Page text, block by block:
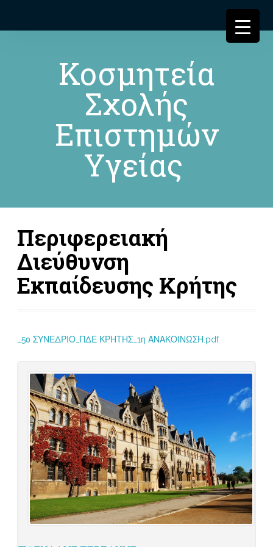
Κοσμητεία
Σχολής
Επιστημών
Υγείας
Περιφερειακή
Διεύθυνση
Εκπαίδευσης Κρήτης
_5ο ΣΥΝΕΔΡΙΟ_ΠΔΕ ΚΡΗΤΗΣ_1η ΑΝΑΚΟΙΝΩΣΗ.pdf